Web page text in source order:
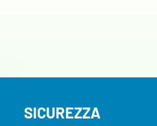
SICUREZZA